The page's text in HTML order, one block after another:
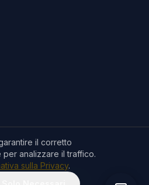
Ltd. Tutti i diritti riservati.
il corretto
analizzare il traffico.
sulla Privacy.